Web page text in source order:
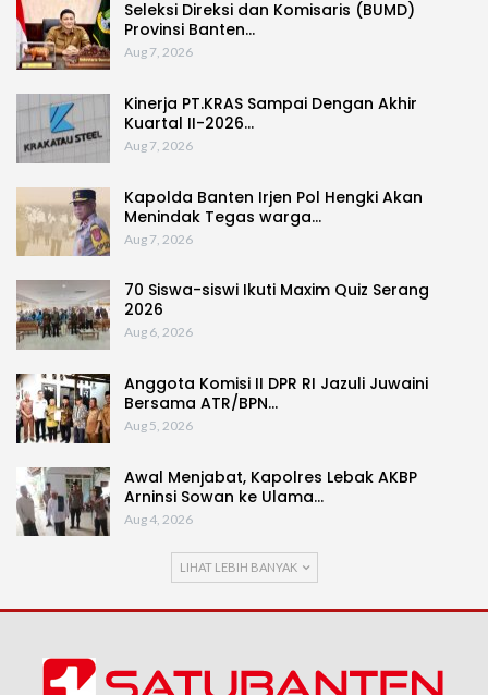
Seleksi Direksi dan Komisaris (BUMD)
Provinsi Banten…
Aug 7, 2026
Kinerja PT.KRAS Sampai Dengan Akhir
Kuartal II-2026…
Aug 7, 2026
Kapolda Banten Irjen Pol Hengki Akan
Menindak Tegas warga…
Aug 7, 2026
70 Siswa-siswi Ikuti Maxim Quiz Serang
2026
Aug 6, 2026
Anggota Komisi II DPR RI Jazuli Juwaini
Bersama ATR/BPN…
Aug 5, 2026
Awal Menjabat, Kapolres Lebak AKBP
Arninsi Sowan ke Ulama…
Aug 4, 2026
LIHAT LEBIH BANYAK